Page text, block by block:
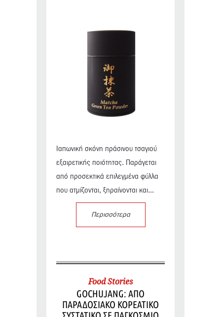
Ιαπωνική σκόνη πράσινου τσαγιού
εξαιρετικής ποιότητας. Παράγεται
από προσεκτικά επιλεγμένα φύλλα
που ατμίζονται, ξηραίνονται και...
Περισσότερα
Food Stories
GOCHUJANG: ΑΠΟ
ΠΑΡΑΔΟΣΙΑΚΟ ΚΟΡΕΑΤΙΚΟ